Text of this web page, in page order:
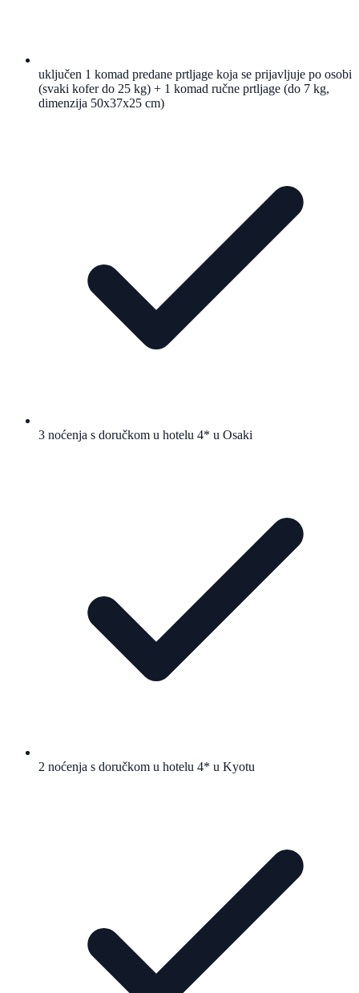
uključen 1 komad predane prtljage koja se prijavljuje po osobi
(svaki kofer do 25 kg) + 1 komad ručne prtljage (do 7 kg,
dimenzija 50x37x25 cm)
3 noćenja s doručkom u hotelu 4* u Osaki
2 noćenja s doručkom u hotelu 4* u Kyotu